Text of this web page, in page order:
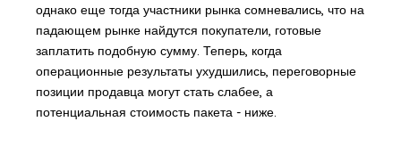
однако еще тогда участники рынка сомневались, что на
падающем рынке найдутся покупатели, готовые
заплатить подобную сумму. Теперь, когда
операционные результаты ухудшились, переговорные
позиции продавца могут стать слабее, а
потенциальная стоимость пакета - ниже.